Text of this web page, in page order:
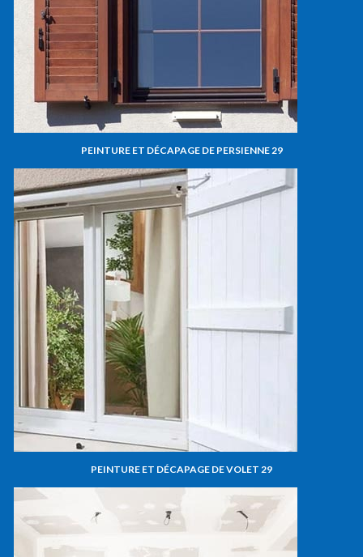
PEINTURE ET DÉCAPAGE DE PERSIENNE 29
PEINTURE ET DÉCAPAGE DE VOLET 29